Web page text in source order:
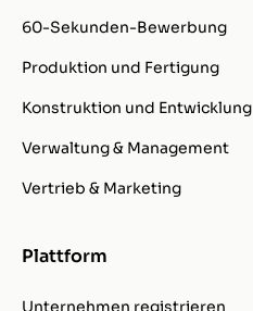
60-Sekunden-Bewerbung
Produktion und Fertigung
Konstruktion und Entwicklung
Verwaltung & Management
Vertrieb & Marketing
Plattform
Unternehmen registrieren